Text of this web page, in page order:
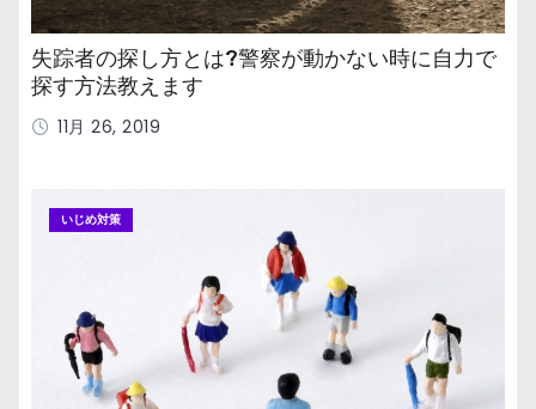
失踪者の探し方とは?警察が動かない時に自力で
探す方法教えます
11月 26, 2019
いじめ対策